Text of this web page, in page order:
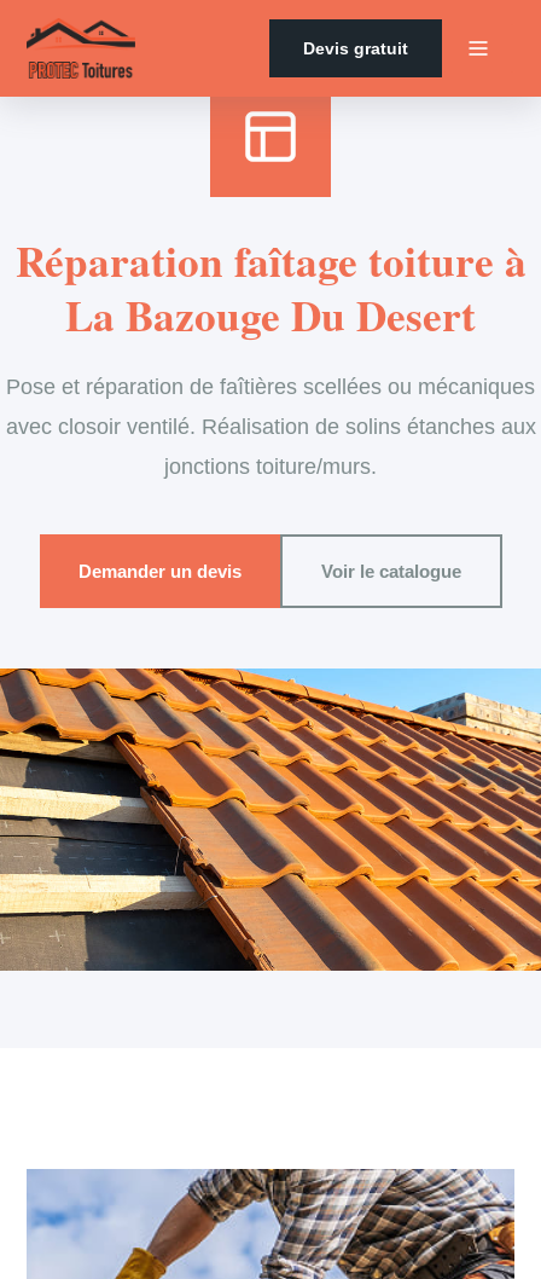
Devis gratuit
Réparation faîtage toiture à
La Bazouge Du Desert
Pose et réparation de faîtières scellées ou mécaniques
avec closoir ventilé. Réalisation de solins étanches aux
jonctions toiture/murs.
Demander un devis Voir le catalogue